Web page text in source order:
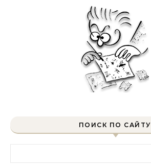
ПОИСК ПО САЙТУ